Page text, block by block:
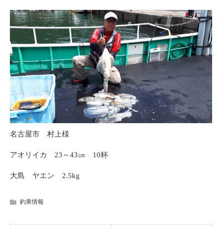
名古屋市 村上様
アオリイカ 23～43㎝ 10杯
大島 ヤエン 2.5kg
釣果情報